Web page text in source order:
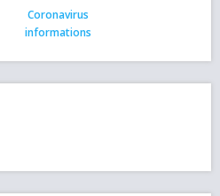
Coronavirus
informations